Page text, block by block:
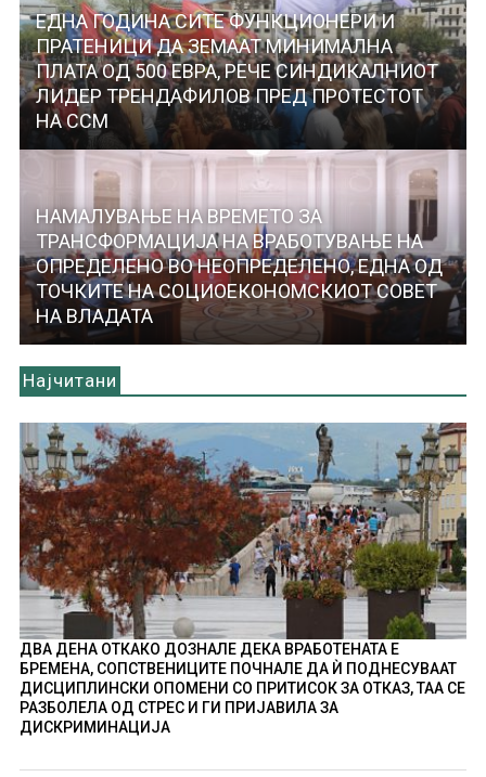
ЕДНА ГОДИНА СИТЕ ФУНКЦИОНЕРИ И
ПРАТЕНИЦИ ДА ЗЕМААТ МИНИМАЛНА
ПЛАТА ОД 500 ЕВРА, РЕЧЕ СИНДИКАЛНИОТ
ЛИДЕР ТРЕНДАФИЛОВ ПРЕД ПРОТЕСТОТ
НА ССМ
НАМАЛУВАЊЕ НА ВРЕМЕТО ЗА
ТРАНСФОРМАЦИЈА НА ВРАБОТУВАЊЕ НА
ОПРЕДЕЛЕНО ВО НЕОПРЕДЕЛЕНО, ЕДНА ОД
ТОЧКИТЕ НА СОЦИОЕКОНОМСКИОТ СОВЕТ
НА ВЛАДАТА
Најчитани
ДВА ДЕНА ОТКАКО ДОЗНАЛЕ ДЕКА ВРАБОТЕНАТА Е
БРЕМЕНА, СОПСТВЕНИЦИТЕ ПОЧНАЛЕ ДА Ѝ ПОДНЕСУВААТ
ДИСЦИПЛИНСКИ ОПОМЕНИ СО ПРИТИСОК ЗА ОТКАЗ, ТАА СЕ
РАЗБОЛЕЛА ОД СТРЕС И ГИ ПРИЈАВИЛА ЗА
ДИСКРИМИНАЦИЈА